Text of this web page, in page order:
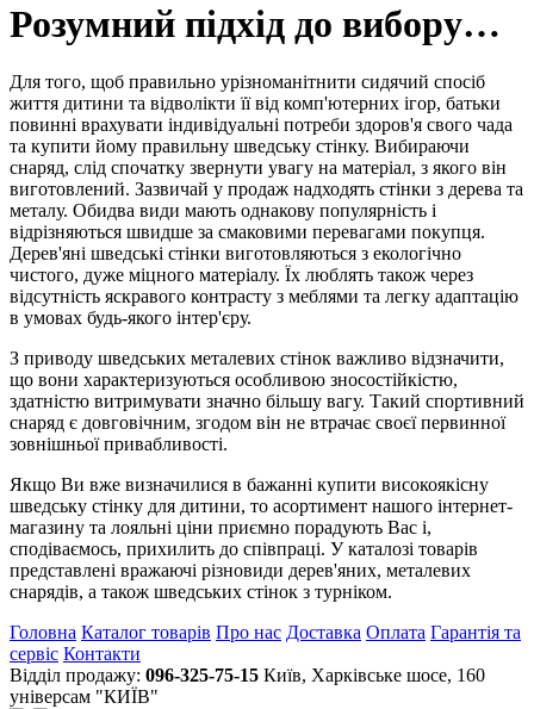
Розумний підхід до вибору…
Для того, щоб правильно урізноманітнити сидячий спосіб
життя дитини та відволікти її від комп'ютерних ігор, батьки
повинні врахувати індивідуальні потреби здоров'я свого чада
та купити йому правильну шведську стінку. Вибираючи
снаряд, слід спочатку звернути увагу на матеріал, з якого він
виготовлений. Зазвичай у продаж надходять стінки з дерева та
металу. Обидва види мають однакову популярність і
відрізняються швидше за смаковими перевагами покупця.
Дерев'яні шведські стінки виготовляються з екологічно
чистого, дуже міцного матеріалу. Їх люблять також через
відсутність яскравого контрасту з меблями та легку адаптацію
в умовах будь-якого інтер'єру.
З приводу шведських металевих стінок важливо відзначити,
що вони характеризуються особливою зносостійкістю,
здатністю витримувати значно більшу вагу. Такий спортивний
снаряд є довговічним, згодом він не втрачає своєї первинної
зовнішньої привабливості.
Якщо Ви вже визначилися в бажанні купити високоякісну
шведську стінку для дитини, то асортимент нашого інтернет-
магазину та лояльні ціни приємно порадують Вас і,
сподіваємось, прихилить до співпраці. У каталозі товарів
представлені вражаючі різновиди дерев'яних, металевих
снарядів, а також шведських стінок з турніком.
Головна Каталог товарів Про нас Доставка Оплата Гарантія та
сервіс Контакти
Відділ продажу: 096-325-75-15 Київ, Харківське шосе, 160
універсам "КИЇВ"